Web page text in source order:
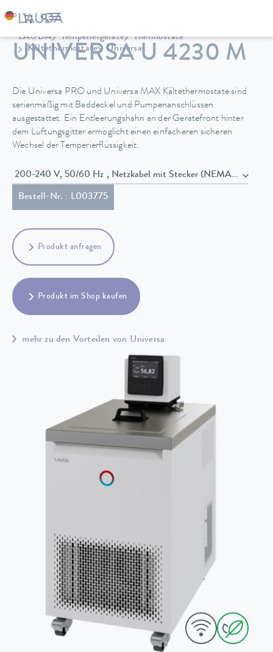
LAUDA Temperiergeräte
Thermostate
Kältethermostate
Universa
UNIVERSA U 4230 M
Die Universa PRO und Universa MAX Kältethermostate sind
serienmäßig mit Baddeckel und Pumpenanschlüssen
ausgestattet. Ein Entleerungshahn an der Gerätefront hinter
dem Lüftungsgitter ermöglicht einen einfacheren sicheren
Wechsel der Temperierflüssigkeit.
200-240 V, 50/60 Hz , Netzkabel mit Stecker (NEMA 6-20P)
Bestell-Nr. : L003775
Produkt anfragen
Produkt im Shop kaufen
mehr zu den Vorteilen von Universa